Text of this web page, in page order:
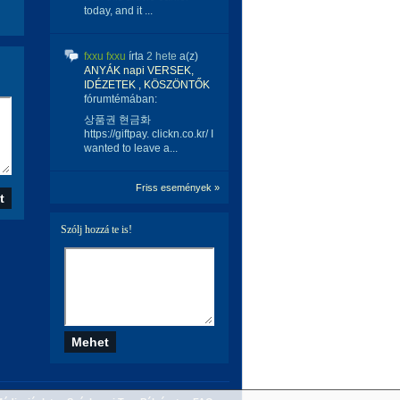
today, and it ...
fxxu fxxu írta 2 hete a(z)
ANYÁK napi VERSEK,
IDÉZETEK , KÖSZÖNTŐK
fórumtémában:
상품권 현금화
https://giftpay. clickn.co.kr/ I
wanted to leave a...
Friss események »
Szólj hozzá te is!